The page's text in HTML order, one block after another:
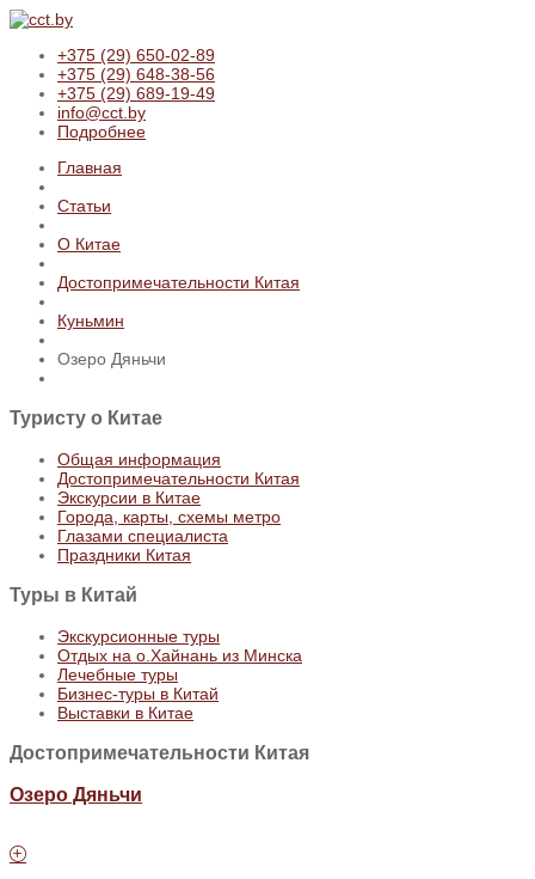
+375 (29) 650-02-89
+375 (29) 648-38-56
+375 (29) 689-19-49
info@cct.by
Подробнее
Главная
Статьи
О Китае
Достопримечательности Китая
Куньмин
Озеро Дяньчи
Туристу о Китае
Общая информация
Достопримечательности Китая
Экскурсии в Китае
Города, карты, схемы метро
Глазами специалиста
Праздники Китая
Туры в Китай
Экскурсионные туры
Отдых на о.Хайнань из Минска
Лечебные туры
Бизнес-туры в Китай
Выставки в Китае
Достопримечательности Китая
Озеро Дяньчи